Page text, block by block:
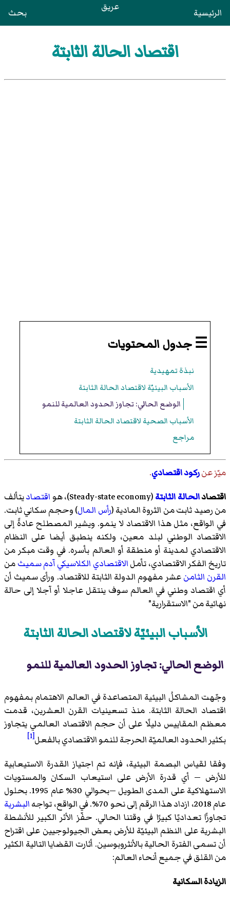
الرئيسية عريق بحث
اقتصاد الحالة الثابتة
☰ جدول المحتويات
نبذة تمهيدية
الأسباب البيئيّة لاقتصاد الحالة الثابتة
الوضع الحالي: تجاوز الحدود العالمية للنمو
الأسباب الصحية لاقتصاد الحالة الثابتة
مراجع
ميّز عنركود اقتصادي.
اقتصادالحالة الثابتة(
Steady-state economy)‏، هو اقتصاديتألف
من رصيد ثابت من الثروة المادية (رأس المال) وحجم سكاني ثابت.
في الواقع، مثل هذا الاقتصاد لا ينمو. ويشير المصطلح عادةً إلى
الاقتصاد الوطني لبلد معين، ولكنه ينطبق أيضا على النظام
الاقتصادي لمدينة أو منطقة أو العالم بأسره. في وقت مبكر من
تاريخ الفكر الاقتصادي، تأملالاقتصادي الكلاسيكيآدم سميثمن
القرن الثامنعشر مفهوم الدولة الثابتة للاقتصاد. ورأى سميث أن
أي اقتصاد وطني في العالم سوف ينتقل عاجلا أو آجلا إلى حالة
نهائية من "الاستقرارية"
الأسباب البيئيّة لاقتصاد الحالة الثابتة
الوضع الحالي: تجاوز الحدود العالمية للنمو
وجّهت المشاكلُ البيئية المتصاعدة في العالم الاهتمام بمفهوم
اقتصاد الحالة الثابتة. منذ تسعينيات القرن العشرين، قدمت
معظم المقاييس دليلًا على أن حجم الاقتصاد العالمي يتجاوز
بكثير الحدود العالميّة الحرجة للنمو الاقتصادي بالفعل[1]
وفقا لقياس البصمة البيئية، فإنه تم اجتياز القدرة الاستيعابية
للأرض — أي قدرة الأرض على استيعاب السكان والمستويات
الاستهلاكية على المدى الطويل —بحوالي 30% عام 1995. بحلول
عام 2018، ازداد هذا الرقم إلى نحو 70%. في الواقع، تواجه
البشرية
تجاوزًا تعداديًا كبيرًا في وقتنا الحالي. حفّز الأثر الكبير للأنشطة
البشرية على النظم البيئيّة للأرض بعض الجيولوجيين على اقتراح
أن تسمى الفترة الحالية بالأنثروبوسين. أثارت القضايا التالية الكثير
من القلق في جميع أنحاء العالم:
الزيادة السكانية